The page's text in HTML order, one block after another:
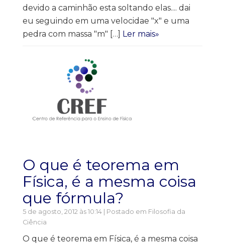
devido a caminhão esta soltando elas.... dai
eu seguindo em uma velocidae "x" e uma
pedra com massa "m" […] Ler mais»
O que é teorema em
Física, é a mesma coisa
que fórmula?
5 de agosto, 2012 às 10:14 | Postado em Filosofia da
Ciência
O que é teorema em Física, é a mesma coisa